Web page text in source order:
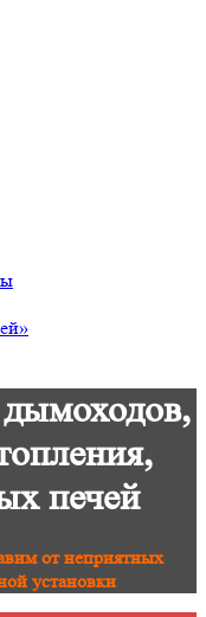
печей
от неприятных
установки